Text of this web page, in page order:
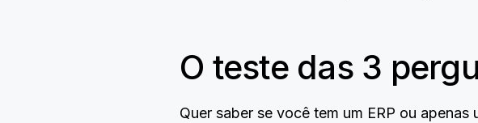
O teste das 3
Quer saber se você tem um ERP ou apenas